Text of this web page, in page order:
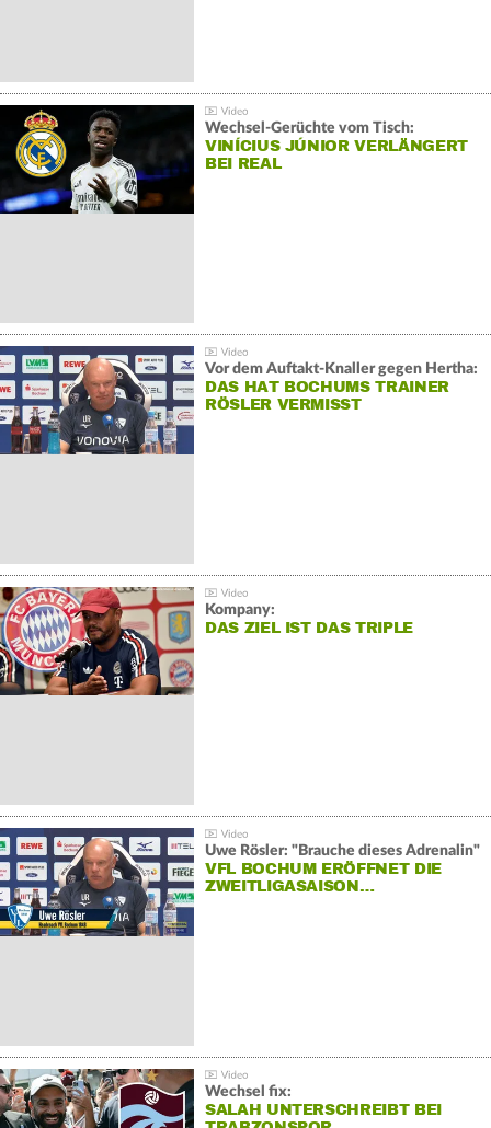
Wechsel-Gerüchte vom Tisch:
VINÍCIUS JÚNIOR VERLÄNGERT
BEI REAL
Vor dem Auftakt-Knaller gegen Hertha:
DAS HAT BOCHUMS TRAINER
RÖSLER VERMISST
Kompany:
DAS ZIEL IST DAS TRIPLE
Uwe Rösler: "Brauche dieses Adrenalin"
VFL BOCHUM ERÖFFNET DIE
ZWEITLIGASAISON…
Wechsel fix:
SALAH UNTERSCHREIBT BEI